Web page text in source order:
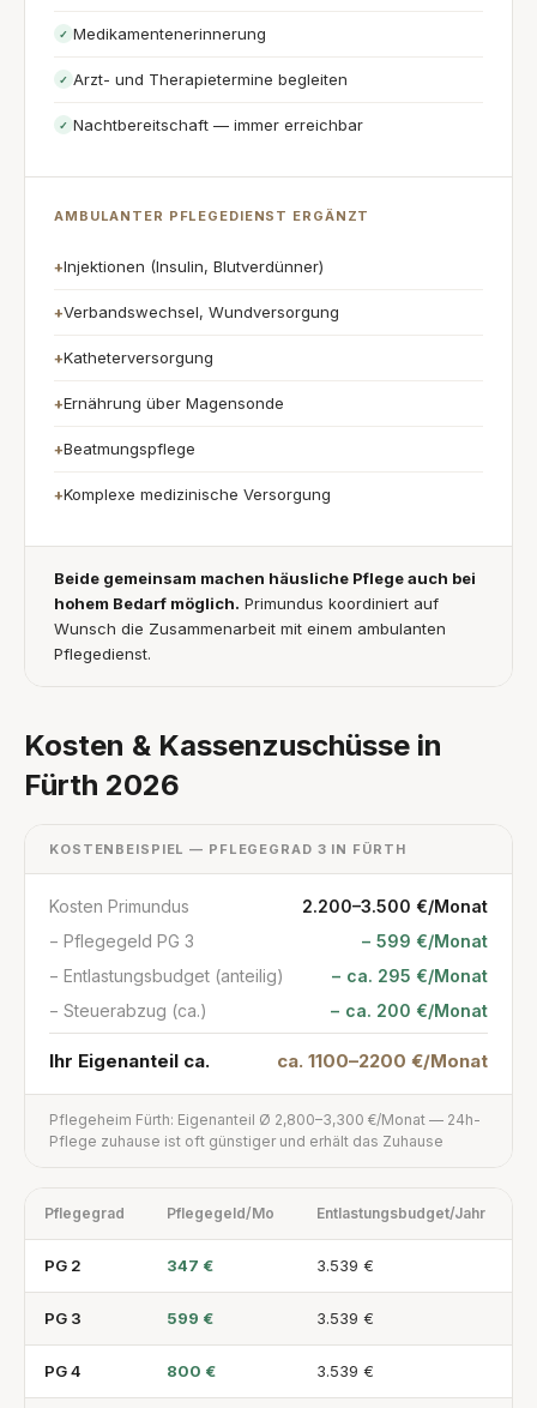
✓ Medikamentenerinnerung
✓ Arzt- und Therapietermine begleiten
✓ Nachtbereitschaft — immer erreichbar
AMBULANTER PFLEGEDIENST ERGÄNZT
+Injektionen (Insulin, Blutverdünner)
+Verbandswechsel, Wundversorgung
+Katheterversorgung
+Ernährung über Magensonde
+Beatmungspflege
+Komplexe medizinische Versorgung
Beide gemeinsam machen häusliche Pflege auch bei
hohem Bedarf möglich. Primundus koordiniert auf
Wunsch die Zusammenarbeit mit einem ambulanten
Pflegedienst.
Kosten & Kassenzuschüsse in
Fürth 2026
KOSTENBEISPIEL — PFLEGEGRAD 3 IN FÜRTH
Kosten Primundus
2.200–3.500 €/Monat
− Pflegegeld PG 3
− 599 €/Monat
− Entlastungsbudget (anteilig)
− ca. 295 €/Monat
− Steuerabzug (ca.)
− ca. 200 €/Monat
Ihr Eigenanteil ca. ca. 1100–2200 €/Monat
Pflegeheim Fürth: Eigenanteil Ø 2,800–3,300 €/Monat — 24h-
Pflege zuhause ist oft günstiger und erhält das Zuhause
Pflegegrad Pflegegeld/Mo Entlastungsbudget/Jahr
PG 2 347 € 3.539 €
PG 3 599 € 3.539 €
PG 4 800 € 3.539 €